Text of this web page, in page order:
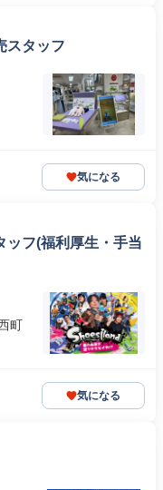
スタッフ
気になる
ッフ(福利厚生・手当
町
気になる